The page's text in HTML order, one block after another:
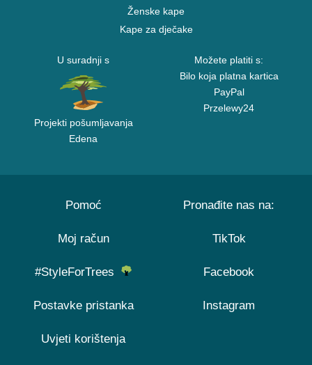
Ženske kape
Kape za dječake
U suradnji s
Projekti pošumljavanja
Edena
Možete platiti s:
Bilo koja platna kartica
PayPal
Przelewy24
Pomoć
Moj račun
#StyleForTrees
Postavke pristanka
Uvjeti korištenja
Pronađite nas na:
TikTok
Facebook
Instagram